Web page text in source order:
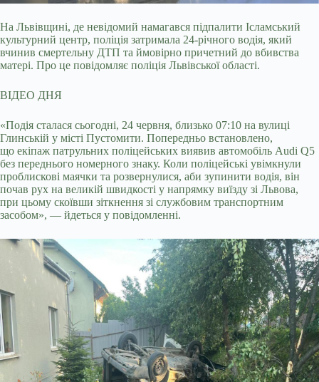
На Львівщині, де невідомий намагався підпалити Ісламський
культурний центр, поліція затримала 24-річного водія, який
вчинив смертельну ДТП та ймовірно причетний до вбивства
матері. Про це повідомляє поліція Львівської області.
ВІДЕО ДНЯ
«Подія сталася сьогодні, 24 червня, близько 07:10 на вулиці
Глинській у місті Пустомити. Попередньо встановлено,
що екіпаж патрульних поліцейських виявив автомобіль Audi Q5
без переднього номерного знаку. Коли поліцейські увімкнули
проблискові маячки та розвернулися, аби зупинити водія, він
почав рух на великій швидкості у напрямку виїзду зі Львова,
при цьому скоївши зіткнення зі службовим транспортним
засобом», — йдеться у повідомленні.